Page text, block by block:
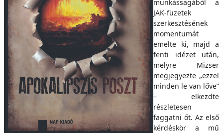
munkásságából a
JAK-füzetek
szerkesztésének
momentumát
emelte ki, majd a
fenti idézet után,
melyre Mizser
megjegyezte „ezzel
minden le van lőve”
– elkezdte
részletesen
faggatni őt. Az első
kérdéskör a mű